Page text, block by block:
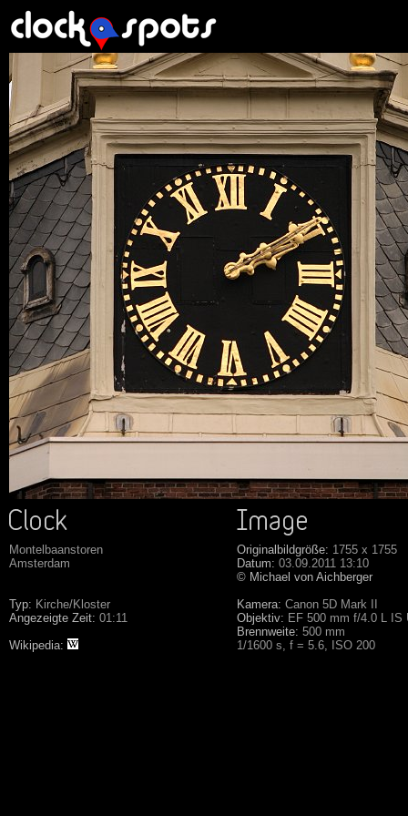
Montelbaanstoren
Amsterdam
Typ: Kirche/Kloster
Angezeigte Zeit: 01:11
Wikipedia:
Originalbildgröße: 1755 x 1755
Datum: 03.09.2011 13:10
© Michael von Aichberger
Kamera: Canon 5D Mark II
Objektiv: EF 500 mm f/4.0 L IS
Brennweite: 500 mm
1/1600 s, f = 5.6, ISO 200